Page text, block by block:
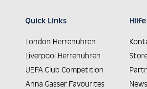
Quick Links
London Herrenuhren
Liverpool Herrenuhren
UEFA Club Competition
Anna Gasser Favourites
Hilfe